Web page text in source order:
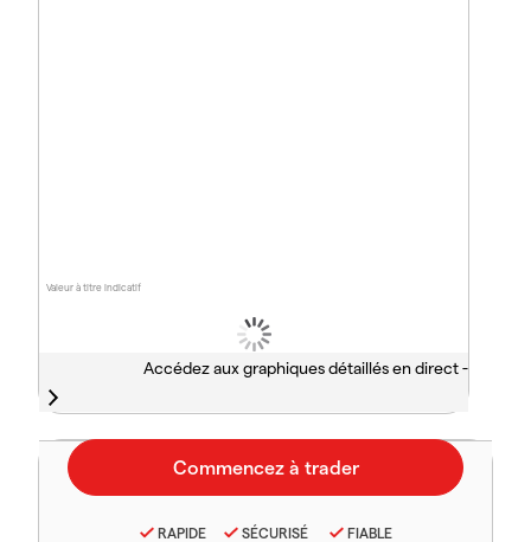
Valeur à titre indicatif
Accédez aux graphiques détaillés en direct -
RAPIDE SÉCURISÉ FIABLE